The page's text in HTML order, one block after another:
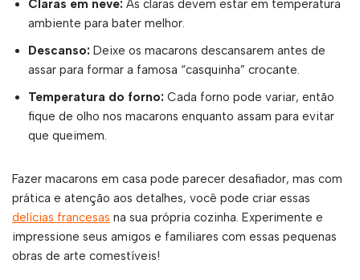
Claras em neve: As claras devem estar em temperatura
ambiente para bater melhor.
Descanso: Deixe os macarons descansarem antes de
assar para formar a famosa “casquinha” crocante.
Temperatura do forno: Cada forno pode variar, então
fique de olho nos macarons enquanto assam para evitar
que queimem.
Fazer macarons em casa pode parecer desafiador, mas com
prática e atenção aos detalhes, você pode criar essas
delícias francesas na sua própria cozinha. Experimente e
impressione seus amigos e familiares com essas pequenas
obras de arte comestíveis!